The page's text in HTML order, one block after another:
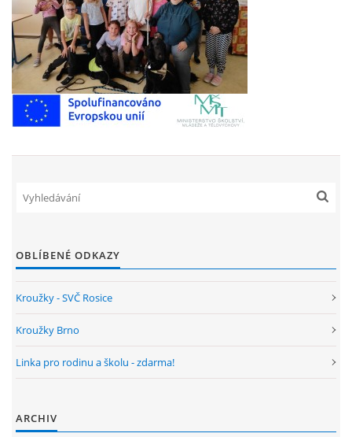
ARCHIV
KROUŽKY
NAŠE ÚSPĚCHY
GDPR
PŘEDŠKOLÁCI
JAK MOTIVOVAT DÍTĚ KE ČTENÍ
REZERVAČNÍ SYSTÉM SPORTOVNÍ HALY
OBLÍBENÉ ODKAZY
Kroužky - SVČ Rosice
Kroužky Brno
Linka pro rodinu a školu - zdarma!
ARCHIV